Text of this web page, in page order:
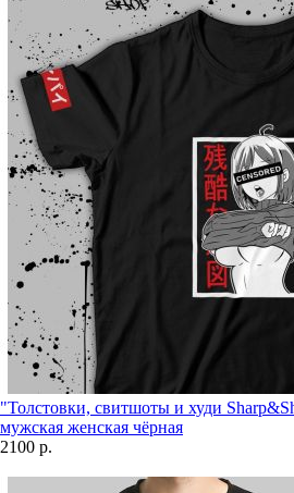
"Толстовки, свитшоты и худи
мужская женская чёрная
2100 р.